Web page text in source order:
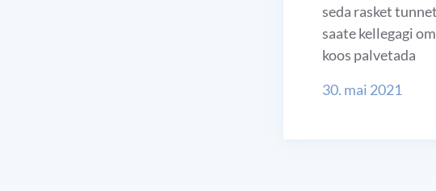
seda rasket
saate kellegagi
koos palvetada
30. mai 2021